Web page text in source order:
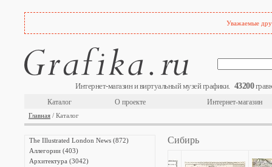
Уважаемые
Интернет-магазин и виртуальный музей графики. 43200
Каталог О проекте Интернет-магазин
Главная / Каталог
The Illustrated London News (872)
Аллегории (403)
Архитектура (3042)
Сибирь